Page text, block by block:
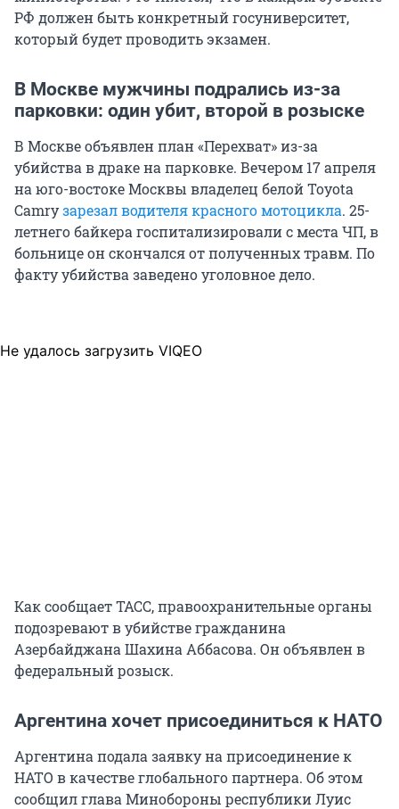
РФ должен быть конкретный госуниверситет,
который будет проводить экзамен.
В Москве мужчины подрались из-за
парковки: один убит, второй в розыске
В Москве объявлен план «Перехват» из-за
убийства в драке на парковке. Вечером 17 апреля
на юго-востоке Москвы владелец белой Toyota
Camryзарезал водителя красного мотоцикла. 25-
летнего байкера госпитализировали с места ЧП, в
больнице он скончался от полученных травм. По
факту убийства заведено уголовное дело.
Не удалось загрузить VIQEO
Как сообщает ТАСС, правоохранительные органы
подозревают в убийстве гражданина
Азербайджана Шахина Аббасова. Он объявлен в
федеральный розыск.
Аргентина хочет присоединиться к НАТО
Аргентина подала заявку на присоединение к
НАТО в качестве глобального партнера. Об этом
сообщил глава Минобороны республики Луис